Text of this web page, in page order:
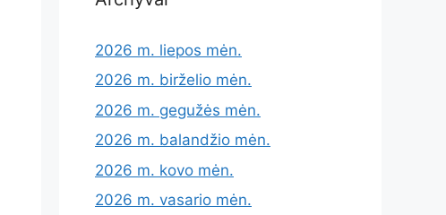
2026 m. liepos mėn.
2026 m. birželio mėn.
2026 m. gegužės mėn.
2026 m. balandžio mėn.
2026 m. kovo mėn.
2026 m. vasario mėn.